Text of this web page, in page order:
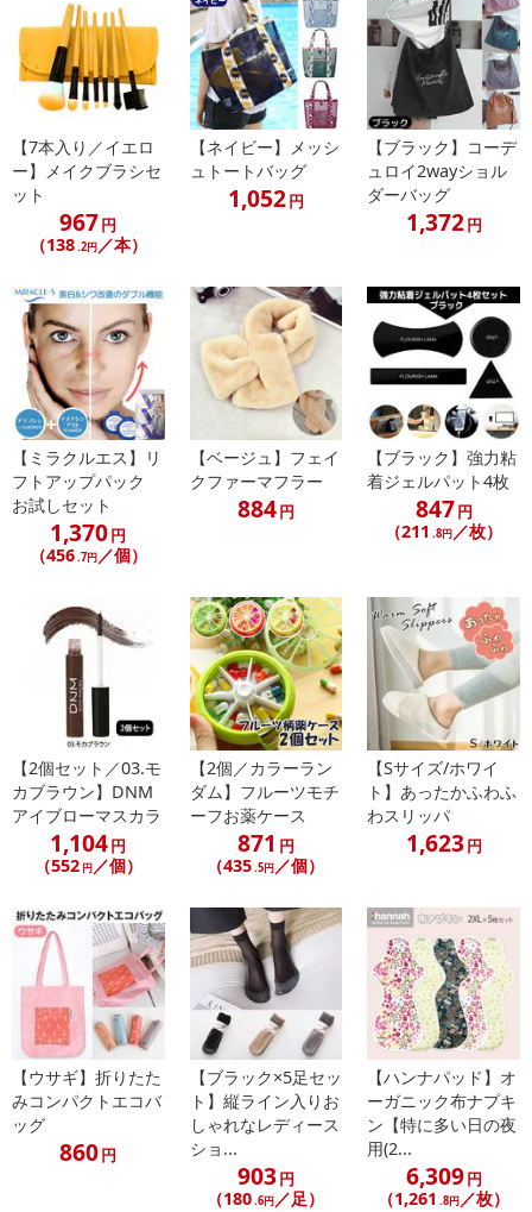
【7本入り／イエロ
ー】メイクブラシセ
ット
967円
（138.2円／本）
【ネイビー】メッシ
ュトートバッグ
1,052円
【ブラック】コーデ
ュロイ2wayショル
ダーバッグ
1,372円
【ミラクルエス】リ
フトアップパック
お試しセット
1,370円
（456.7円／個）
【ベージュ】フェイ
クファーマフラー
884円
【ブラック】強力粘
着ジェルパット4枚
847円
（211 .8円／枚）
【2個セット／03.モ
カブラウン】DNM
アイブローマスカラ
1,104円
（552 円／個）
【2個／カラーラン
ダム】フルーツモチ
ーフお薬ケース
871 円
（435.5円 ／個）
【Sサイズ/ホワイ
ト】あったかふわふ
わスリッパ
1,623円
【ウサギ】折りたた
みコンパクトエコバ
ッグ
860円
【ブラック×5足セッ
ト】縦ライン入りお
しゃれなレディース
ショ...
903円
（180.6円／足）
【ハンナパッド】オ
ーガニック布ナプキ
ン【特に多い日の夜
用(2...
6,309円
（1,261 .8円／枚）